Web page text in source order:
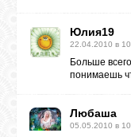
Юлия19
22.04.2010 в
Больше
понимаешь
Любаша
05.05.2010 в